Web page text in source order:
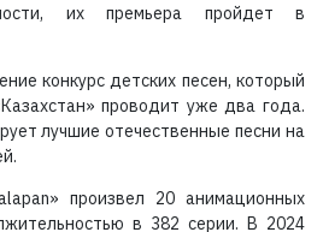
их премьера пройдет в
конкурс детских песен, который
проводит уже два года.
лучшие отечественные песни на
произвел 20 анимационных
в 382 серии. В 2024